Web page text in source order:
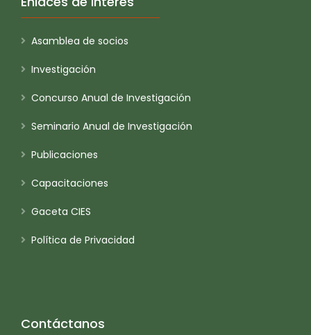
Asamblea de socios
Investigación
Concurso Anual de Investigación
Seminario Anual de Investigación
Publicaciones
Capacitaciones
Gaceta CIES
Política de Privacidad
Contáctanos